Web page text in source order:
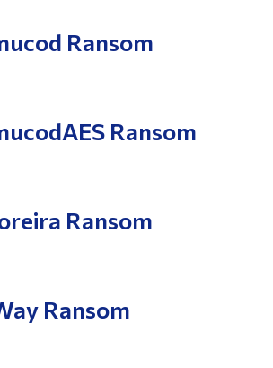
Ransom
Ransom
Ransom
Ransom